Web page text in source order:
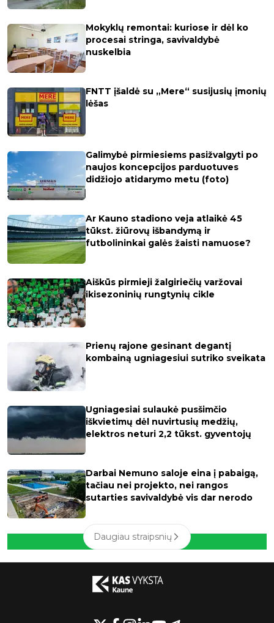
Mokyklų remontai: kuriose ir dėl ko
procesai stringa, savivaldybė
nuskelbia
FNTT įšaldė su „Mere“ susijusių įmonių
lėšas
Galimybė pirmiesiems pasižvalgyti po
naujos koncepcijos parduotuves
didžiojo atidarymo metu (foto)
Ar Kauno stadiono veja atlaikė 45
tūkst. žiūrovų išbandymą ir
futbolininkai galės žaisti namuose?
Aiškūs pirmieji žalgiriečių varžovai
ikisezoninių rungtynių cikle
Prienų rajone gesinant degantį
kombainą ugniagesiui sutriko sveikata
Ugniagesiai sulaukė pusšimčio
iškvietimų dėl nuvirtusių medžių,
elektros neturi 2,2 tūkst. gyventojų
Darbai Nemuno saloje eina į pabaigą,
tačiau nei projekto, nei rangos
sutarties savivaldybė vis dar nerodo
Daugiau straipsnių